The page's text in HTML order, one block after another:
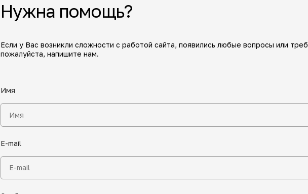
Нужна помощь?
Если у Вас возникли сложности с работой сайта, появились любые вопросы или
пожалуйста, напишите нам.
Имя
E-mail